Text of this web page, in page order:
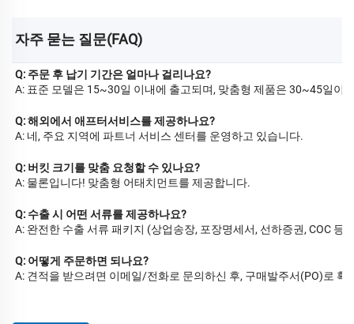
자주 묻는 질문(FAQ)
Q: 주문 후 납기 기간은 얼마나 걸리나요?
A: 표준 모델은 15~30일 이내에 출고되며, 맞춤형 제품은 30~45일이
Q: 해외에서 애프터서비스를 제공하나요?
A: 네, 주요 지역에 파트너 서비스 센터를 운영하고 있습니다.
Q: 버킷 크기를 맞춤 요청할 수 있나요?
A: 물론입니다! 맞춤형 어태치먼트를 제공합니다.
Q: 수출 시 어떤 서류를 제공하나요?
A: 완전한 수출 서류 패키지 (상업송장, 포장명세서, 선하증권, COC 등)
Q: 어떻게 주문하면 되나요?
A: 견적을 받으려면 이메일/전화로 문의하신 후, 구매발주서(PO)로 확